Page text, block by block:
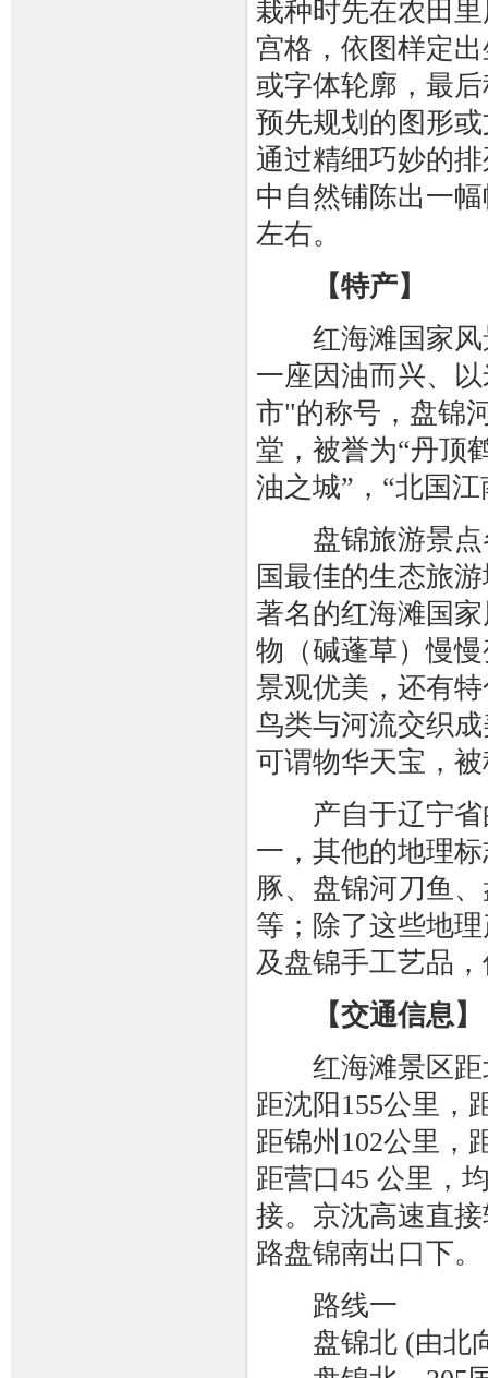
栽种时先在农田
宫格，依图样定
或字体轮廓，最
预先规划的图形
通过精细巧妙的
中自然铺陈出一
左右。
【特产】
红海滩国家风
一座因油而兴、
市"的称号，盘锦
堂，被誉为“丹顶
油之城”，“北国江
盘锦旅游景点
国最佳的生态旅
著名的红海滩国
物（碱蓬草）慢
景观优美，还有
鸟类与河流交织
可谓物华天宝，
产自于辽宁省
一，其他的地理
豚、盘锦河刀鱼
等；除了这些地
及盘锦手工艺品
【交通信息】
红海滩景区距
距沈阳155公里，
距锦州102公里，
距营口45 公里，
接。京沈高速直
路盘锦南出口下。
路线一
盘锦北 (由北